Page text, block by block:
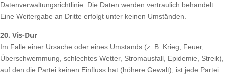
Datenverwaltungsrichtlinie. Die Daten werden vertraulich behandelt.
Eine Weitergabe an Dritte erfolgt unter keinen Umständen.
20. Vis-Dur
Im Falle einer Ursache oder eines Umstands (z. B. Krieg, Feuer,
Überschwemmung, schlechtes Wetter, Stromausfall, Epidemie, Streik),
auf den die Partei keinen Einfluss hat (höhere Gewalt), ist jede Partei